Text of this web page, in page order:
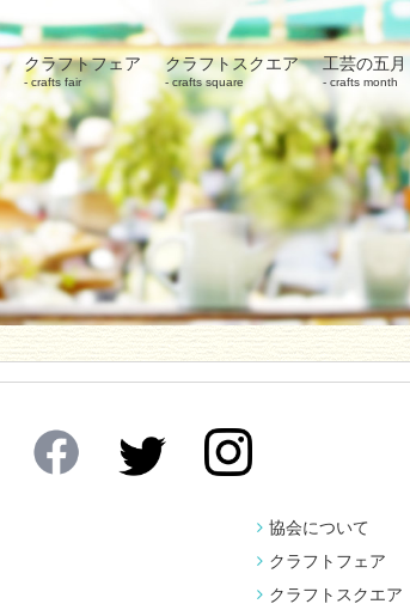
クラフトフェア
crafts fair
クラフトスクエア
crafts square
工芸の五月
crafts month
協会について
クラフトフェア
クラフトスクエア